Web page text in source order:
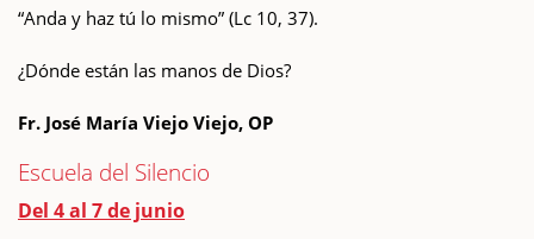
“Anda y haz tú lo mismo” (Lc 10, 37).
¿Dónde están las manos de Dios?
Fr. José María Viejo Viejo, OP
Escuela del Silencio
Del 4 al 7 de junio